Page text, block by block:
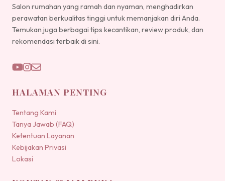
Salon rumahan yang ramah dan nyaman, menghadirkan
perawatan berkualitas tinggi untuk memanjakan diri Anda.
Temukan juga berbagai tips kecantikan, review produk, dan
rekomendasi terbaik di sini.
HALAMAN PENTING
Tentang Kami
Tanya Jawab (FAQ)
Ketentuan Layanan
Kebijakan Privasi
Lokasi